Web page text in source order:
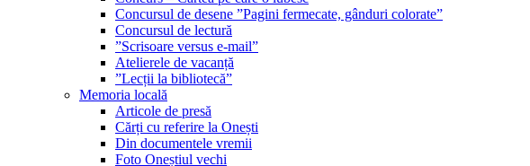
Concursul de desene ”Pagini fermecate, gânduri colorate”
Concursul de lectură
”Scrisoare versus e-mail”
Atelierele de vacanță
”Lecții la bibliotecă”
Memoria locală
Articole de presă
Cărți cu referire la Onești
Din documentele vremii
Foto Oneștiul vechi